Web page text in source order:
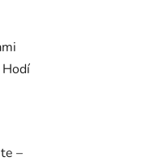
Hodí
–